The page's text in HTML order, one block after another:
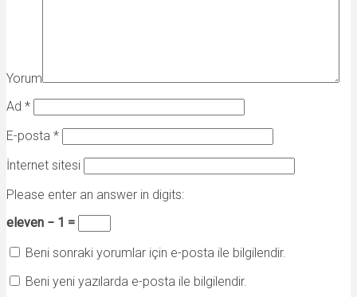
Yorum
Ad *
E-posta *
İnternet sitesi
Please enter an answer in digits:
eleven − 1 =
Beni sonraki yorumlar için e-posta ile bilgilendir.
Beni yeni yazılarda e-posta ile bilgilendir.